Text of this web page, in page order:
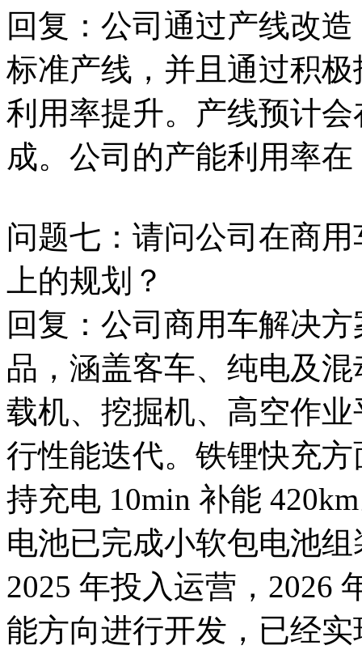
回复：公司通过产线改
标准产线，并且通过积
利用率提升。产线预计
成。公司的产能利用率
问题七：请问公司在商
上的规划？
回复：公司商用车解决
品，涵盖客车、纯电及
载机、挖掘机、高空作
行性能迭代。铁锂快充
持充电 10min 补能
电池已完成小软包电池
2025 年投入运营，2026
能方向进行开发，已经